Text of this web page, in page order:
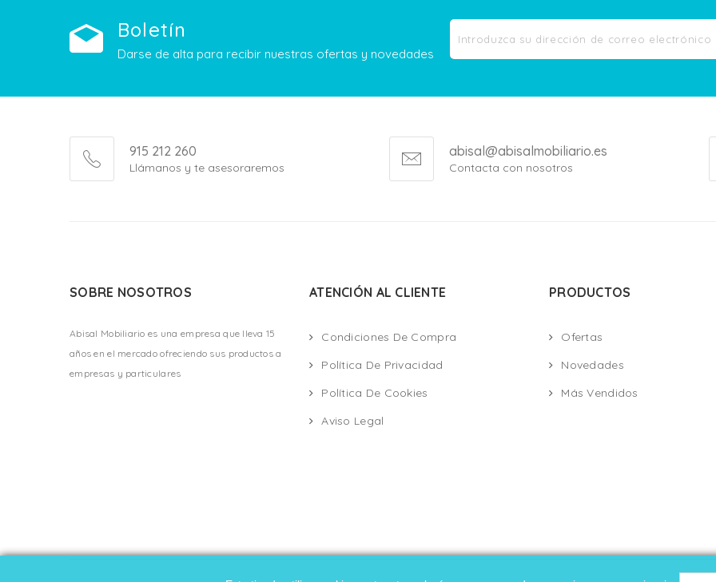
Boletín
Darse de alta para recibir nuestras ofertas y novedades
915 212 260
Llámanos y te asesoraremos
abisal@abisalmobiliario.es
Contacta con nosotros
SOBRE NOSOTROS
Abisal Mobiliario es una empresa que lleva 15
años en el mercado ofreciendo sus productos a
empresas y particulares
ATENCIÓN AL CLIENTE
Condiciones De Compra
Política De Privacidad
Política De Cookies
Aviso Legal
PRODUCTOS
Ofertas
Novedades
Más Vendidos